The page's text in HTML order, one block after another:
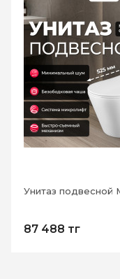
Унитаз подвесной
87 488 тг